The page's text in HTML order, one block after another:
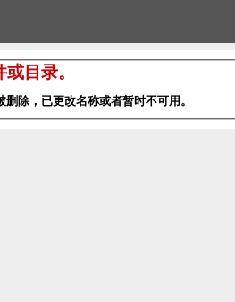
目录。
除，已更改名称或者暂时不可用。